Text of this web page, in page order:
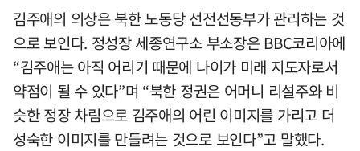
김주애의 의상은 북한 노동당 선전선동부가 관리하는 것
으로 보인다. 정성장 세종연구소 부소장은 BBC코리아에
“김주애는 아직 어리기 때문에 나이가 미래 지도자로서
약점이 될 수 있다”며 “북한 정권은 어머니 리설주와 비
슷한 정장 차림으로 김주애의 어린 이미지를 가리고 더
성숙한 이미지를 만들려는 것으로 보인다”고 말했다.